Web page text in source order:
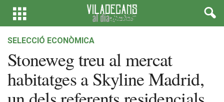
SELECCIÓ ECONÒMICA
Stoneweg treu al mercat
habitatges a Skyline Madrid,